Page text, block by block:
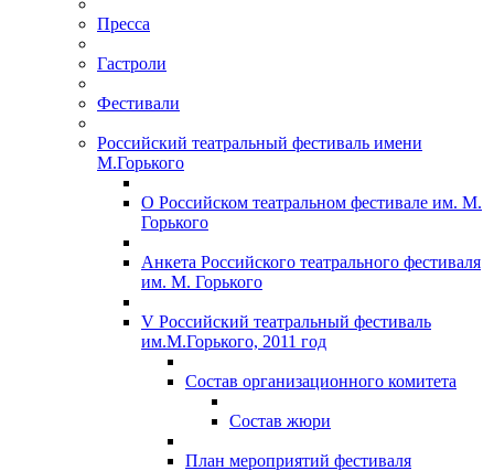
Пресса
Гастроли
Фестивали
Российский театральный фестиваль имени
М.Горького
О Российском театральном фестивале им. М.
Горького
Анкета Российского театрального фестиваля
им. М. Горького
V Российский театральный фестиваль
им.М.Горького, 2011 год
Состав организационного комитета
Состав жюри
План мероприятий фестиваля